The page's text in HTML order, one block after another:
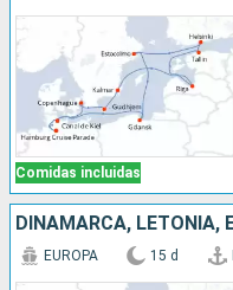
Comidas incluidas
EUROPA 15 d